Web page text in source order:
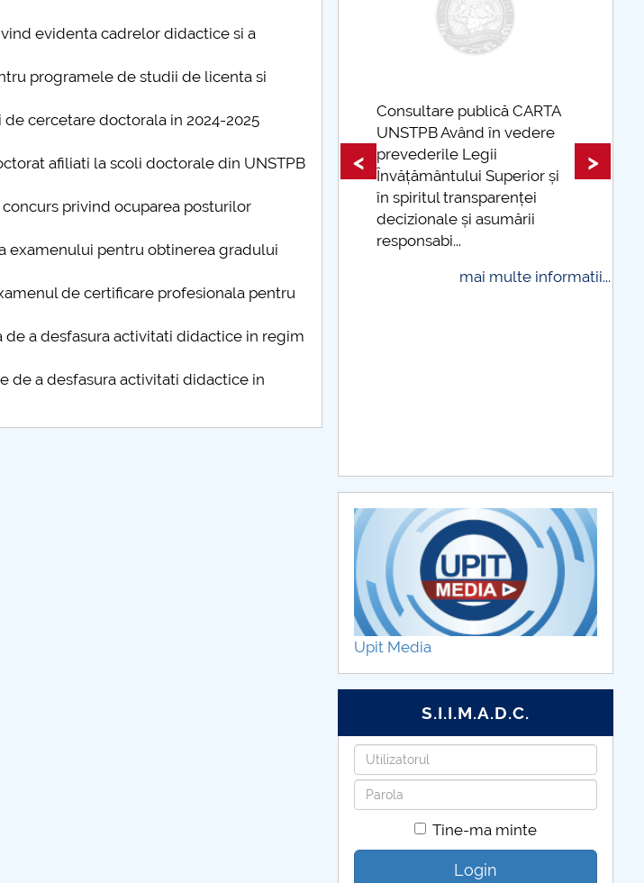
Senat din 28 martie 2024 Hotărâri Senat din 9 aprilie 2024
Senat din 13 mai 2024 Hotărâri Senat din 19 decembrie 2024
evidenta cadrelor didactice si a
programele de studii de licenta si
de cercetare doctorala in 2024-2025
afiliati la scoli doctorale din UNSTPB
privind ocuparea posturilor
examenului pentru obtinerea gradului
de certificare profesionala pentru
de a desfasura activitati didactice in regim
de a desfasura activitati didactice in
Consultare publică CARTA
UNSTPB Având în vedere
prevederile Legii
în spiritul transparenței
decizionale și asumării
responsabi...
Taxe de școlarizare
indexate Taxele se pot plăti
și cu cardul
mai multe informatii...
< >
Upit Media
S.I.I.M.A.D.C.
Utilizatorul
Parola
Tine-ma minte
Login